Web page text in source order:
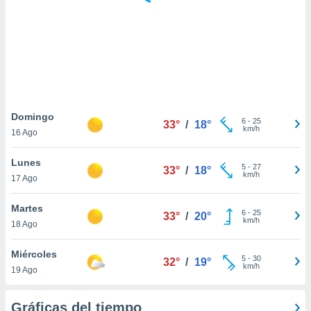
similares
como
sitio
de
traten tus
en
interés
su
Domingo
16 Ago
33° / 18° 6- 25
km/h
Lunes
17 Ago
33° / 18° 5- 27
km/h
Martes
18 Ago
33° / 20° 6- 25
km/h
Miércoles
19 Ago
32° / 19° 5- 30
km/h
Gráficas del tiempo